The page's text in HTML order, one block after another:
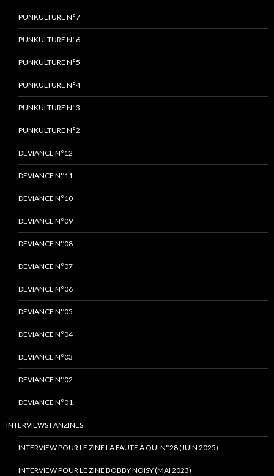
PUNKULTURE N°7
PUNKULTURE N°6
PUNKULTURE N°5
PUNKULTURE N°4
PUNKULTURE N°3
PUNKULTURE N°2
DEVIANCE N°12
DEVIANCE N°11
DEVIANCE N°10
DEVIANCE N°09
DEVIANCE N°08
DEVIANCE N°07
DEVIANCE N°06
DEVIANCE N°05
DEVIANCE N°04
DEVIANCE N°03
DEVIANCE N°02
DEVIANCE N°01
INTERVIEWS FANZINES
INTERVIEW POUR LE ZINE LA FAUTE A QUI N°28 (JUIN 2025)
INTERVIEW POUR LE ZINE BOBBY NOISY (MAI 2023)